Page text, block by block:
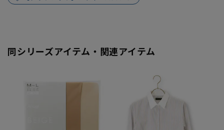
同シリーズアイテム・関連アイテム